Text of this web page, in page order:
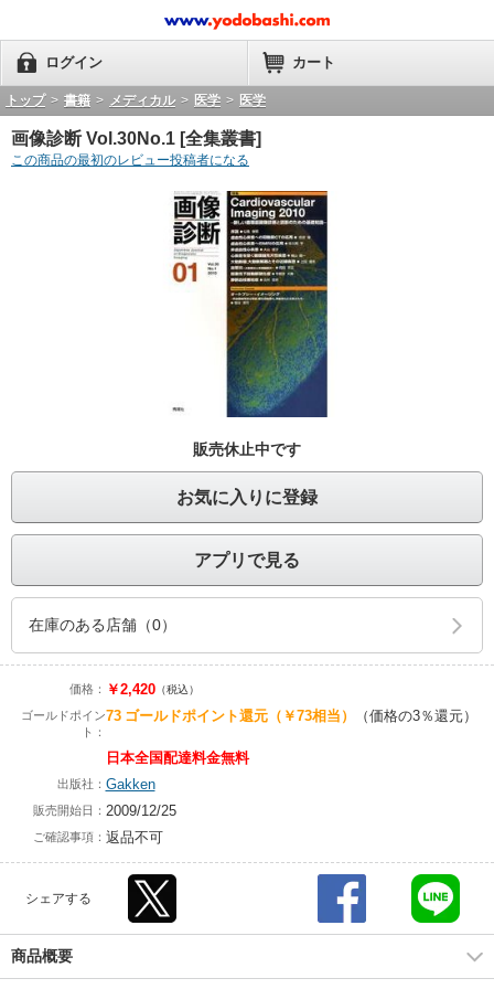
ログイン カート
トップ > 書籍 > メディカル > 医学 > 医学
画像診断 Vol.30No.1 [全集叢書]
この商品の最初のレビュー投稿者になる
販売休止中です
お気に入りに登録
アプリで見る
在庫のある店舗（0）
価格： ￥2,420（税込）
ゴールドポイン
ト：
73 ゴールドポイント還元（￥73相当） （価格の3％還元）
日本全国配達料金無料
出版社： Gakken
販売開始日： 2009/12/25
ご確認事項： 返品不可
シェアする
商品概要